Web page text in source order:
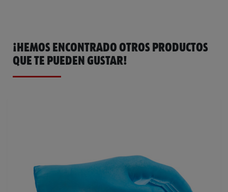
¡HEMOS ENCONTRADO OTROS PRODUCTOS
QUE TE PUEDEN GUSTAR!